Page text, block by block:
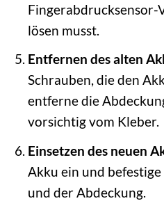
Fingerabdrucksensor-
lösen musst.
Entfernen des alten
Schrauben, die den
entferne die
vorsichtig vom Kleber.
Einsetzen des neuen
Akku ein und
und der Abdeckung.